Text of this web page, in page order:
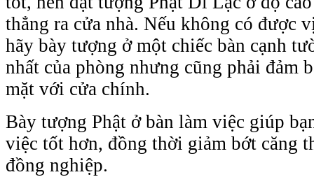
thẳng ra cửa nhà. Nếu không có được
hãy bày tượng ở một chiếc bàn cạnh
nhất của phòng nhưng cũng phải đảm
mặt với cửa chính.
Bày tượng Phật ở bàn làm việc giúp
việc tốt hơn, đồng thời giảm bớt căng
đồng nghiệp.